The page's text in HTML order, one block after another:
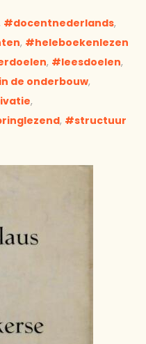
docentnederlands,
,
heleboekenlezen
, leesdoelen,
de onderbouw,
,
, structuur